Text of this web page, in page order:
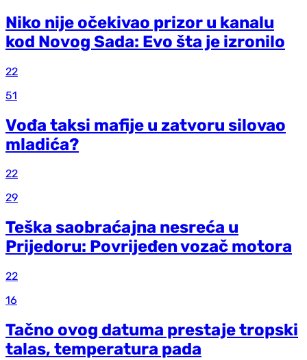
Niko nije očekivao prizor u kanalu
kod Novog Sada: Evo šta je izronilo
22
51
Vođa taksi mafije u zatvoru silovao
mladića?
22
29
Teška saobraćajna nesreća u
Prijedoru: Povrijeđen vozač motora
22
16
Tačno ovog datuma prestaje tropski
talas, temperatura pada